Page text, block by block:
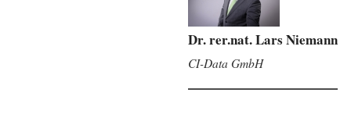
Dr. rer.nat. Lars Niemann
CI-Data GmbH